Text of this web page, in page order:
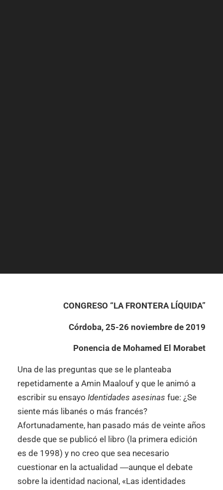
CONGRESO “LA FRONTERA LÍQUIDA”
Córdoba, 25-26 noviembre de 2019
Ponencia de Mohamed El Morabet
Una de las preguntas que se le planteaba
repetidamente a Amin Maalouf y que le animó a
escribir su ensayo Identidades asesinas fue: ¿Se
siente más libanés o más francés?
Afortunadamente, han pasado más de veinte años
desde que se publicó el libro (la primera edición
es de 1998) y no creo que sea necesario
cuestionar en la actualidad ―aunque el debate
sobre la identidad nacional, «Las identidades